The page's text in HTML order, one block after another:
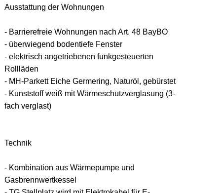
Ausstattung der Wohnungen
- Barrierefreie Wohnungen nach Art. 48 BayBO
- überwiegend bodentiefe Fenster
- elektrisch angetriebenen funkgesteuerten
Rollläden
- MH-Parkett Eiche Germering, Naturöl, gebürstet
- Kunststoff weiß mit Wärmeschutzverglasung (3-
fach verglast)
Technik
- Kombination aus Wärmepumpe und
Gasbrennwertkessel